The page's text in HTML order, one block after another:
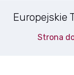
Europejskie
Strona